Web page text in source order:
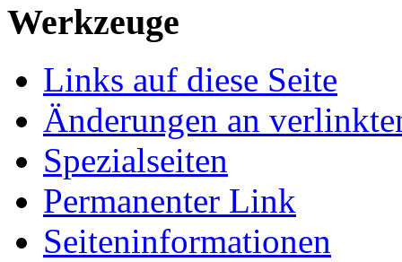
Werkzeuge
Links auf diese Seite
Änderungen an
Spezialseiten
Permanenter Link
Seiten­informationen